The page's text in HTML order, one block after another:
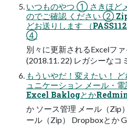
いつものやつ ① さきほど
のでご確認 ください ②
どお送りします （
④
別々に更新されるExcelフ
(2018.11. 22) レガシーなコ
もういやだ！変えたい！
ュニケーション メール・
Excel Baklogとか
か ソース管理 メール（Zip
ール（Zip） Dropboxとか